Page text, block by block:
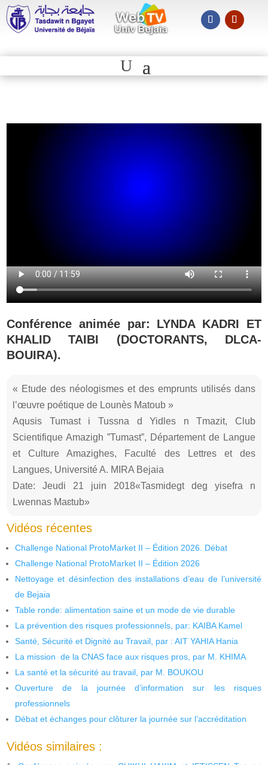
Conférence animée par: LYNDA KADRI ET
KHALID TAIBI (DOCTORANTS, DLCA-
BOUIRA).
« Etude des néologismes et des emprunts utilisés dans
l’œuvre poétique de Lounès Matoub »
Aqusis Tumast i Tussna d Yidles n Tmazit, Club
Scientifique Amazigh ”Tumast”, Département de Langue
et Culture Amazighes, Faculté des Lettres et des
Langues, Université A. MIRA Bejaia
Date: Jeudi 21 juin 2018«Tasmidegt deg yisefra n
Lwennas Maɛtub»
Vidéos récentes
Challenge National ProtoMarket II – Édition 2026. Débat
Challenge National ProtoMarket II – Édition 2026
Nettoyage et désinfection des installations d’eau de l’université
de Bejaia
Table ronde: alimentation saine et un mode de vie durable
La prévention des risques professionnels, par: KAIBA Kamel
Santé, Sécurité et Dignité au Travail, par : AIT YAHIA Hania
La mission de la CNAS face aux risques pros, par M. KHIMA
La santé et la sécurité au travail, par M. BOUKOU
Ouverture de la journée d’information sur les risques
professionnels
Débat et échanges pour clôturer la journée sur l’accréditation
Vidéos similaires :